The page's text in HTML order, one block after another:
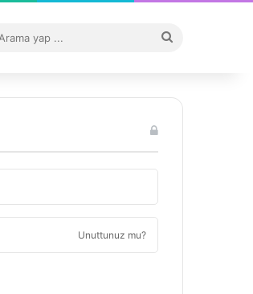
...
Unuttunuz mu?